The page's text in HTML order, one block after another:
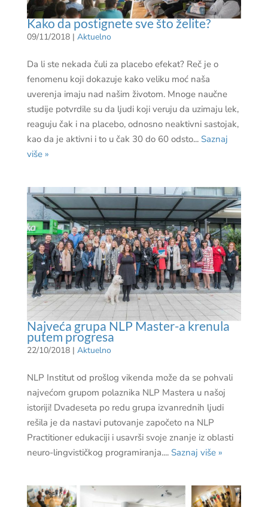
Kako da postignete sve što želite?
09/11/2018| Aktuelno
Da li ste nekada čuli za placebo efekat? Reč je o
fenomenu koji dokazuje kako veliku moć naša
uverenja imaju nad našim životom. Mnoge naučne
studije potvrdile su da ljudi koji veruju da uzimaju lek,
reaguju čak i na placebo, odnosno neaktivni sastojak,
kao da je aktivni i to u čak 30 do 60 odsto... Saznaj
više »
Najveća grupa NLP Master-a krenula
putem progresa
22/10/2018| Aktuelno
NLP Institut od prošlog vikenda može da se pohvali
najvećom grupom polaznika NLP Mastera u našoj
istoriji! Dvadeseta po redu grupa izvanrednih ljudi
rešila je da nastavi putovanje započeto na NLP
Practitioner edukaciji i usavrši svoje znanje iz oblasti
neuro-lingvističkog programiranja.... Saznaj više »